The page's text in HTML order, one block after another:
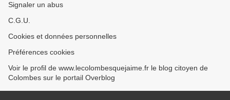
Signaler un abus
C.G.U.
Cookies et données personnelles
Préférences cookies
Voir le profil de www.lecolombesquejaime.fr le blog citoyen de
Colombes sur le portail Overblog